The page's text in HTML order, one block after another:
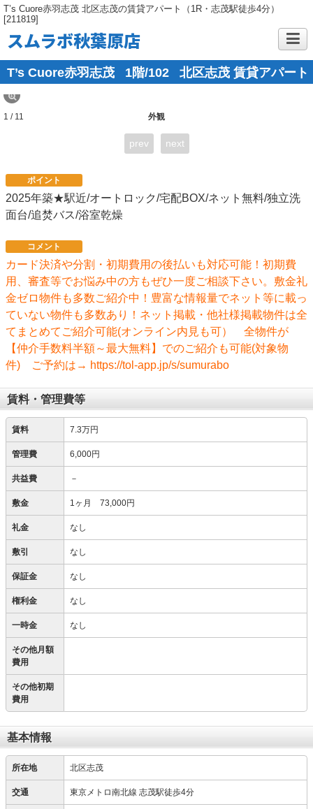
T’s Cuore赤羽志茂 北区志茂の賃貸アパート（1R・志茂駅徒歩4分）
[211819]
スムラボ秋葉原店
T’s Cuore赤羽志茂 1階/102 北区志茂 賃貸アパート
外観
1 / 11
prev next
ポイント
2025年築★駅近/オートロック/宅配BOX/ネット無料/独立洗
面台/追焚バス/浴室乾燥
コメント
カード決済や分割・初期費用の後払いも対応可能！初期費
用、審査等でお悩み中の方もぜひ一度ご相談下さい。敷金礼
金ゼロ物件も多数ご紹介中！豊富な情報量でネット等に載っ
ていない物件も多数あり！ネット掲載・他社様掲載物件は全
てまとめてご紹介可能(オンライン内見も可） 全物件が
【仲介手数料半額～最大無料】でのご紹介も可能(対象物
件) ご予約は→ https://tol-app.jp/s/sumurabo
賃料・管理費等
賃料 7.3万円
管理費 6,000円
共益費 －
敷金 1ヶ月 73,000円
礼金 なし
敷引 なし
保証金 なし
権利金 なし
一時金 なし
その他月額
費用
その他初期
費用
基本情報
所在地 北区志茂
交通 東京メトロ南北線 志茂駅徒歩4分